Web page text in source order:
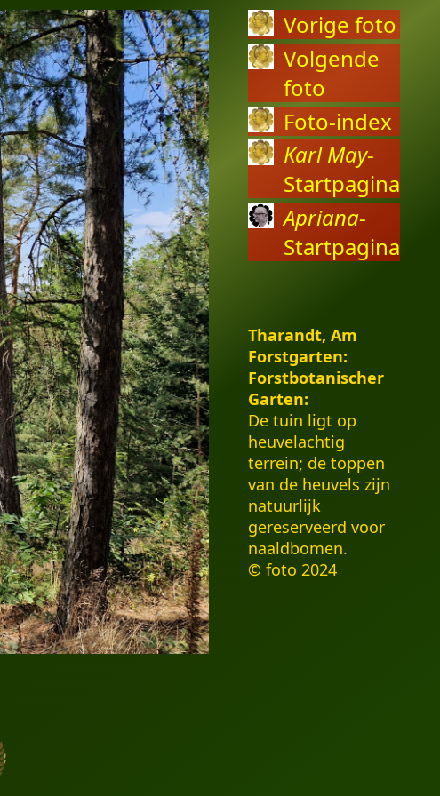
Vorige foto
Volgende
foto
Foto-index
Karl May-
Startpagina
Apriana-
Startpagina
Tharandt, Am
Forstgarten:
Forstbotanischer
Garten:
De tuin ligt op
heuvelachtig
terrein; de toppen
van de heuvels zijn
natuurlijk
gereserveerd voor
naaldbomen.
© foto 2024